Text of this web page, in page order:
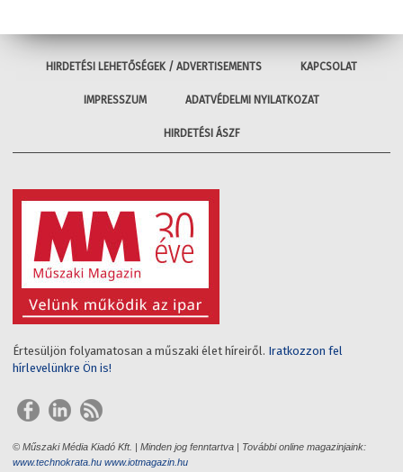
HIRDETÉSI LEHETŐSÉGEK / ADVERTISEMENTS KAPCSOLAT
IMPRESSZUM ADATVÉDELMI NYILATKOZAT
HIRDETÉSI ÁSZF
Értesüljön folyamatosan a műszaki élet híreiről. Iratkozzon fel
hírlevelünkre Ön is!
© Műszaki Média Kiadó Kft. | Minden jog fenntartva | További online magazinjaink:
www.technokrata.hu www.iotmagazin.hu